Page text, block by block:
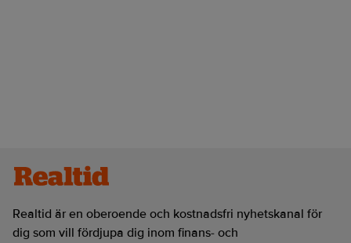
Realtid är en oberoende och kostnadsfri nyhetskanal för
dig som vill fördjupa dig inom finans- och